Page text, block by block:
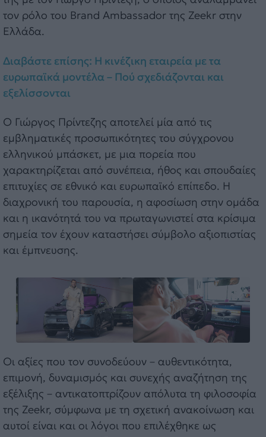
τον ρόλο του Brand Ambassador της Zeekr στην
Ελλάδα.
Διαβάστε επίσης: Η κινέζικη εταιρεία με τα
ευρωπαϊκά μοντέλα – Πού σχεδιάζονται και
εξελίσσονται
Ο Γιώργος Πρίντεζης αποτελεί μία από τις
εμβληματικές προσωπικότητες του σύγχρονου
ελληνικού μπάσκετ, με μια πορεία που
χαρακτηρίζεται από συνέπεια, ήθος και σπουδαίες
επιτυχίες σε εθνικό και ευρωπαϊκό επίπεδο. Η
διαχρονική του παρουσία, η αφοσίωση στην ομάδα
και η ικανότητά του να πρωταγωνιστεί στα κρίσιμα
σημεία τον έχουν καταστήσει σύμβολο αξιοπιστίας
και έμπνευσης.
Οι αξίες που τον συνοδεύουν – αυθεντικότητα,
επιμονή, δυναμισμός και συνεχής αναζήτηση της
εξέλιξης – αντικατοπτρίζουν απόλυτα τη φιλοσοφία
της Zeekr, σύμφωνα με τη σχετική ανακοίνωση και
αυτοί είναι και οι λόγοι που επιλέχθηκε ως